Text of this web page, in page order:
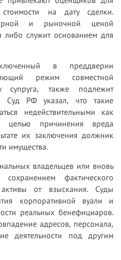
на дату сделки.
и рыночной ценой
либо служит основанием для
в преддверии
режим совместной
супруга, также подлежит
Суд РФ указал, что такие
недействительными как
целью причинения вреда
их заключения должник
имущества.
владельцев или вновь
фактического
от взыскания. Суды
корпоративной вуали и
реальных бенефициаров.
адресов, персонала,
деятельности под другим